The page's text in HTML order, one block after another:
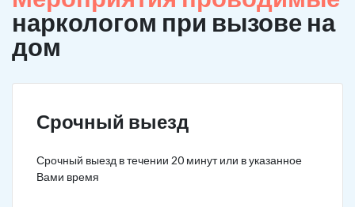
наркологом при вызове на
дом
Срочный выезд
Срочный выезд в течении 20 минут или в указанное
Вами время